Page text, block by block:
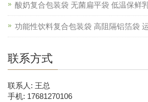
酸奶复合包装袋 无菌扁平袋 低温保鲜
功能性饮料复合包装袋 高阻隔铝箔袋
联系方式
联系人: 王总
手机: 17681270106